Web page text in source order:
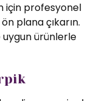
için profesyonel
plana çıkarın.
uygun ürünlerle